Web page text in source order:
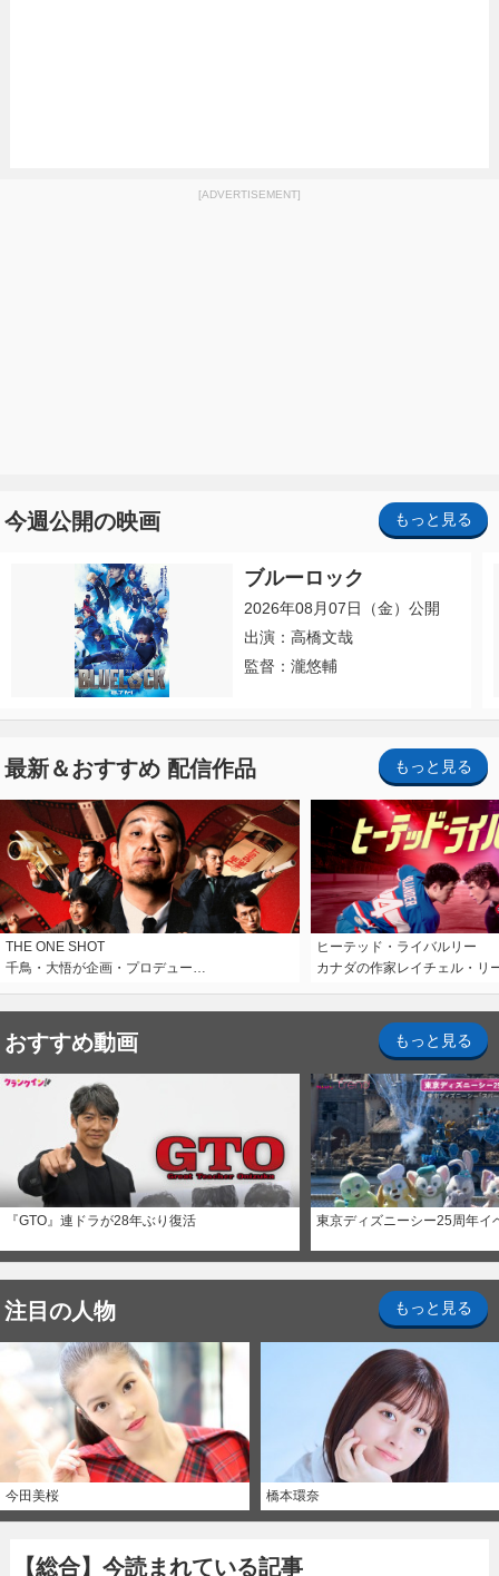
[ADVERTISEMENT]
今週公開の映画 もっと見る
ブルーロック
2026年08月07日（金）公開
出演：高橋文哉
監督：瀧悠輔
最新＆おすすめ 配信作品 もっと見る
THE ONE SHOT
千鳥・大悟が企画・プロデュー…
ヒーテッド・ライバルリー
カナダの作家レイチェル・リ
おすすめ動画 もっと見る
『GTO』連ドラが28年ぶり復活 東京ディズニーシー25周年イ
注目の人物 もっと見る
今田美桜 橋本環奈
【総合】今読まれている記事